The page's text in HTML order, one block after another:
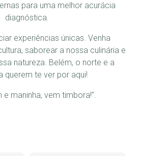
para uma melhor acurácia
diagnóstica.
experiências únicas. Venha
saborear a nossa culinária e
natureza. Belém, o norte e a
querem te ver por aqui!
e maninha, vem timbora!”.